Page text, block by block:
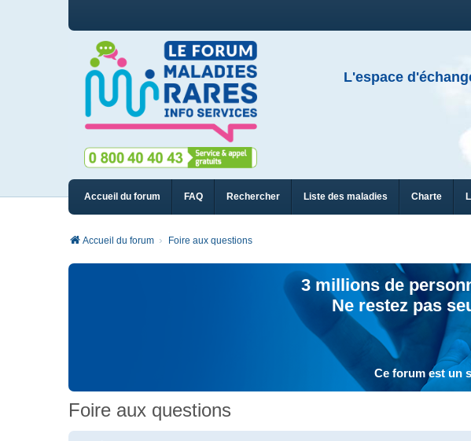
L'espace
Accueil du forum FAQ Rechercher Liste des maladies Charte
Accueil du forum Foire aux questions
3 millions de
Ne restez pas
Ce forum est un
Foire aux questions